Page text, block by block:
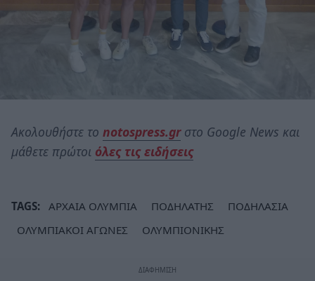
Ακολουθήστε το notospress.grστο Google News και
μάθετε πρώτοι όλες τις ειδήσεις
TAGS: ΑΡΧΑΙΑ ΟΛΥΜΠΙΑ ΠΟΔΗΛΑΤΗΣ
ΠΟΔΗΛΑΣΙΑ
ΟΛΥΜΠΙΑΚΟΙ ΑΓΩΝΕΣ
ΟΛΥΜΠΙΟΝΙΚΗΣ